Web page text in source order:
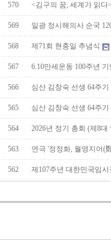
570 <김구의 꿈, 세계가 읽
569 일광 정시해의사 순국
568 제71회 현충일 추념식
567 6.10만세운동 100주년
566 심산 김창숙 선생 64주
565 심산 김창숙 선생 64주
564 2026년 정기 총회 (제8
563 연극 '정정화, 월영지어(
562 제107주년 대한민국임